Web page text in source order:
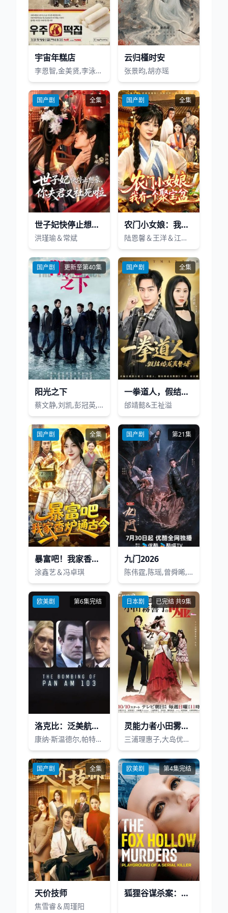
宇宙年糕店
李恩智,金美贤,李泳知,安宥真
云归槿时安
张景昀,胡亦瑶
国产剧 全集
世子妃快停止想象，你夫君又社死啦
洪瑾瑜＆常斌
国产剧 全集
农门小女娘：我有一个聚宝盆
陆恩馨＆王洋＆江路祺
国产剧 更新至第40集
阳光之下
蔡文静,刘凯,彭冠英,王劲松,萨日娜,李洪涛,施大生,岳旸,李东恒,马藜,多布杰,冯雷,王从懿,李砚,孙之鸿,亓航,章婷婷,周韵茹,钱漪,凌子桐,王学庭,周卓,栾浚威,王唯,岳士涵,孙家玮,曦璐,妞妞,王保艳,邓凯匀,陈伟隆,董波,马洪磊,张国庆,石小满,安宇,金阳,焦体怡,张艺心,何曙霞,柯国庆,思潮,张雷,金士哲,杜和倩
国产剧 全集
一拳道人，假结婚成真赘婿
邰靖懿&王祉溢
国产剧 全集
暴富吧！我家香炉通古今
涂鑫艺＆冯卓琪
国产剧 第21集
九门2026
陈伟霆,陈瑶,曾舜晞,王茂蕾,王奕婷,李乃文,释小龙,应灏铭,季肖冰,胡耘豪,徐正溪,章涛,王祖一,刘畅,杨钧丞,杨昊博,陈鸿锦,吴圣麒,林秋楠,扈帷,雷丰瑞
欧美剧 第6集完结
洛克比：泛美航空103号航班爆炸案第一季
康纳·斯温德尔,帕特里克·J·亚当斯,梅里特·韦弗,彼得·穆兰,托尼·库兰
日本剧 已完结 共9集
灵能力者小田雾响子的谎言
三浦理惠子,大岛优子,谷原章介,石原里美
国产剧 全集
天价技师
焦雪睿＆周瑾阳
欧美剧 第4集完结
狐狸谷谋杀案：连环杀手的游乐场